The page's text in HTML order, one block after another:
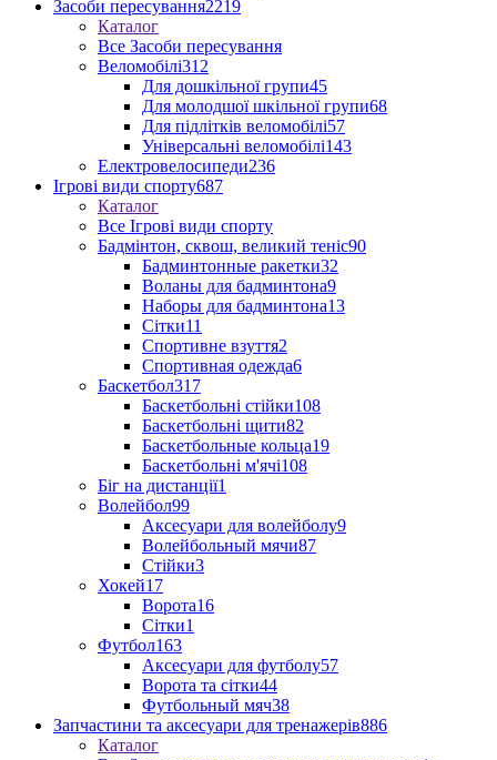
Засоби пересування2219
Каталог
Все Засоби пересування
Веломобілі312
Для дошкільної групи45
Для молодшої шкільної групи68
Для підлітків веломобілі57
Універсальні веломобілі143
Електровелосипеди236
Ігрові види спорту687
Каталог
Все Ігрові види спорту
Бадмінтон, сквош, великий теніс90
Бадминтонные ракетки32
Воланы для бадминтона9
Наборы для бадминтона13
Сітки11
Спортивне взуття2
Спортивная одежда6
Баскетбол317
Баскетбольні стійки108
Баскетбольні щити82
Баскетбольные кольца19
Баскетбольні м'ячі108
Біг на дистанції1
Волейбол99
Аксесуари для волейболу9
Волейбольный мячи87
Стійки3
Хокей17
Ворота16
Сітки1
Футбол163
Аксесуари для футболу57
Ворота та сітки44
Футбольный мяч38
Запчастини та аксесуари для тренажерів886
Каталог